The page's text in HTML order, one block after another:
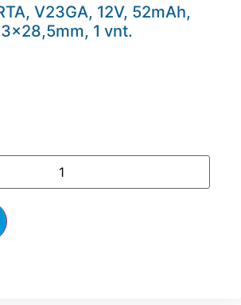
V23GA, 12V, 52mAh,
1 vnt.